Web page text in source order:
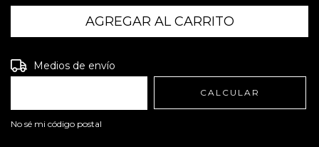
Entregas para el CP:
Medios de envío
CALCULAR
No sé mi código postal